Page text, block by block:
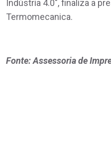
Indústria 4.0", finaliza a
Termomecanica.
Fonte: Assessoria de